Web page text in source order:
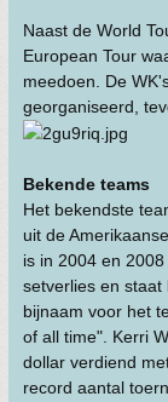
Naast de World
European Tour
meedoen. De
georganiseerd,
Bekende teams
Het bekendste
uit de
is in 2004 en
setverlies en
bijnaam voor het
of all time". Kerri
dollar verdiend
record aantal